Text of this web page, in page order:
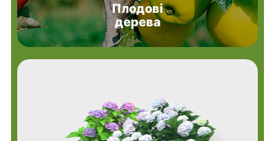
Плодові
дерева